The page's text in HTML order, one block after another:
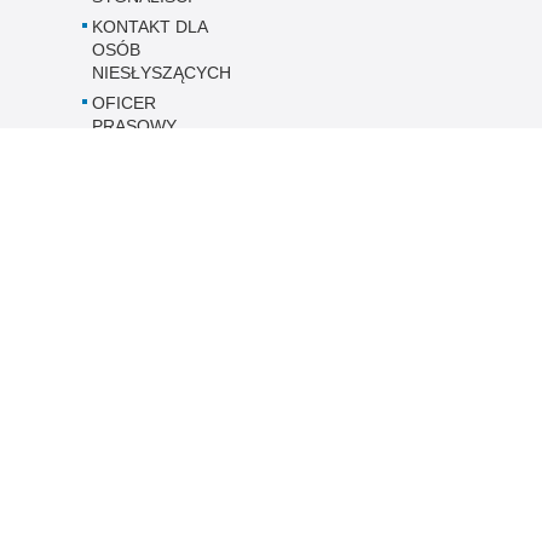
KONTAKT DLA
OSÓB
NIESŁYSZĄCYCH
OFICER
PRASOWY